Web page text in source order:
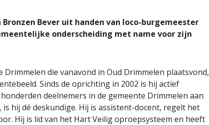
Bever uit handen van loco-burgemeester
onderscheiding met name voor zijn
die vanavond in Oud Drimmelen plaatsvond,
Sinds de oprichting in 2002 is hij actief
deelnemers in de gemeente Drimmelen aan
hij dé deskundige. Hij is assistent-docent, regelt het
Hij is lid van het Hart Veilig oproepsysteem en heeft